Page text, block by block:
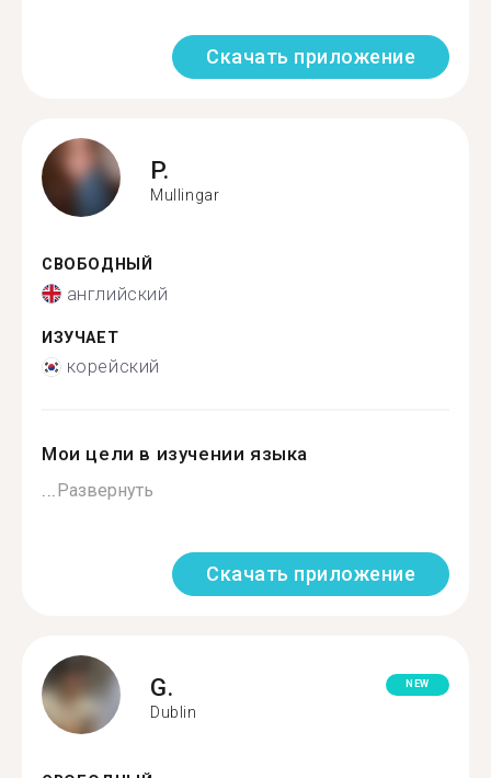
Скачать приложение
P.
Mullingar
СВОБОДНЫЙ
английский
ИЗУЧАЕТ
корейский
Мои цели в изучении языка
...Развернуть
Скачать приложение
G.
Dublin
NEW